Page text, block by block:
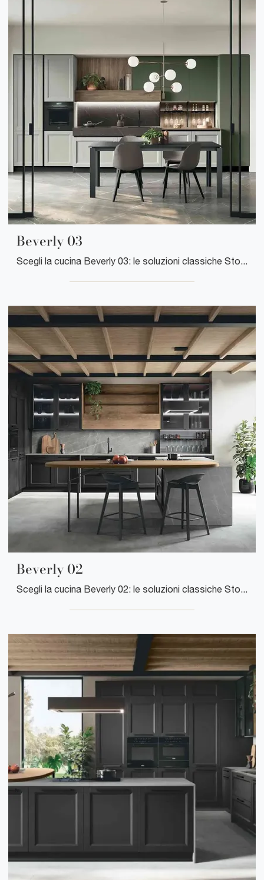
Beverly 03
Scegli la cucina Beverly 03: le soluzioni classiche Stosa in legno sono sinonimo di qualità, stile e design.
Beverly 02
Scegli la cucina Beverly 02: le soluzioni classiche Stosa in legno sono sinonimo di qualità, design e contenuto estetico.